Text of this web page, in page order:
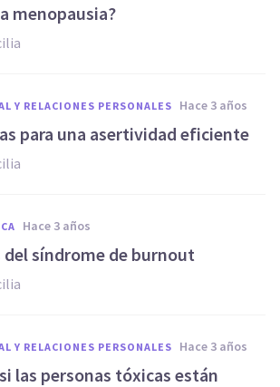
menopausia?
Y RELACIONES PERSONALES hace 3 años
para una asertividad eficiente
hace 3 años
del síndrome de burnout
Y RELACIONES PERSONALES hace 3 años
las personas tóxicas están